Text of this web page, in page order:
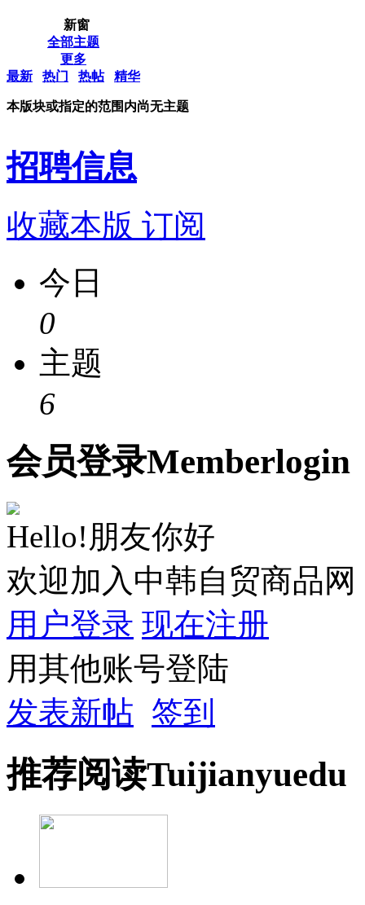
新窗
全部主题
更多
最新
热门 热帖 精华
本版块或指定的范围内尚无主题
招聘信息
收藏本版 订阅
今日
0
主题
6
会员登录Memberlogin
Hello!朋友你好
欢迎加入中韩自贸商品网
用户登录 现在注册
用其他账号登陆
发表新帖 签到
推荐阅读Tuijianyuedu